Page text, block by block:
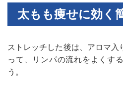
太もも痩せに効く
ストレッチした後は、アロマ入
って、リンパの流れをよくす
う。